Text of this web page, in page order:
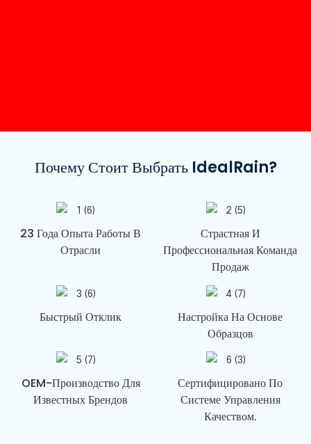
Почему Стоит Выбрать IdealRain?
23 Года Опыта Работы В
Отрасли
Страстная И
Профессиональная Команда
Продаж
Быстрый Отклик
Настройка На Основе
Образцов
OEM-Производство Для
Известных Брендов
Сертифицировано По
Системе Управления
Качеством.